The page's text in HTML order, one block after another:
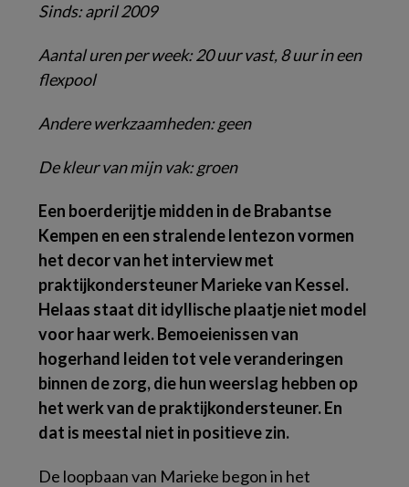
Sinds: april 2009
Aantal uren per week: 20 uur vast, 8 uur in een
flexpool
Andere werkzaamheden: geen
De kleur van mijn vak: groen
Een boerderijtje midden in de Brabantse
Kempen en een stralende lentezon vormen
het decor van het interview met
praktijkondersteuner Marieke van Kessel.
Helaas staat dit idyllische plaatje niet model
voor haar werk. Bemoeienissen van
hogerhand leiden tot vele veranderingen
binnen de zorg, die hun weerslag hebben op
het werk van de praktijkondersteuner. En
dat is meestal niet in positieve zin.
De loopbaan van Marieke begon in het